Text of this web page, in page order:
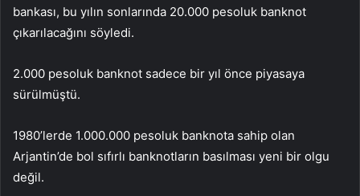
bankası, bu yılın sonlarında 20.000 pesoluk banknot
çıkarılacağını söyledi.
2.000 pesoluk banknot sadece bir yıl önce piyasaya
sürülmüştü.
1980’lerde 1.000.000 pesoluk banknota sahip olan
Arjantin’de bol sıfırlı banknotların basılması yeni bir olgu
değil.